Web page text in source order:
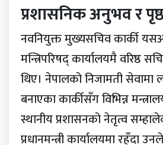
प्रशासनिक अनुभव र
नवनियुक्त मुख्यसचिव कार्की
मन्त्रिपरिषद् कार्यालयमै वरिष्ठ
थिए। नेपालको निजामती सेवामा
बनाएका कार्कीसँग विभिन्न
स्थानीय प्रशासनको नेतृत्व
प्रधानमन्त्री कार्यालयमा रहँदा